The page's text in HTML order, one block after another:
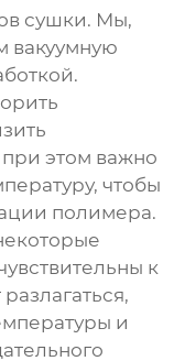
сушки. Мы,
вакуумную
этом важно
чтобы
полимера.
к
и